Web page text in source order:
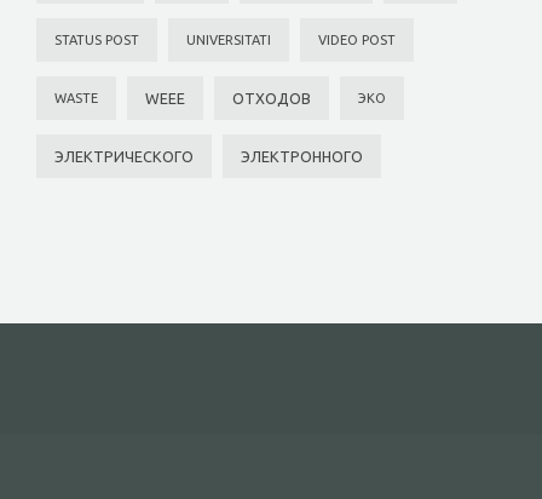
STATUS POST UNIVERSITATI VIDEO POST
WASTE WEEE ОТХОДОВ ЭКО
ЭЛЕКТРИЧЕСКОГО ЭЛЕКТРОННОГО